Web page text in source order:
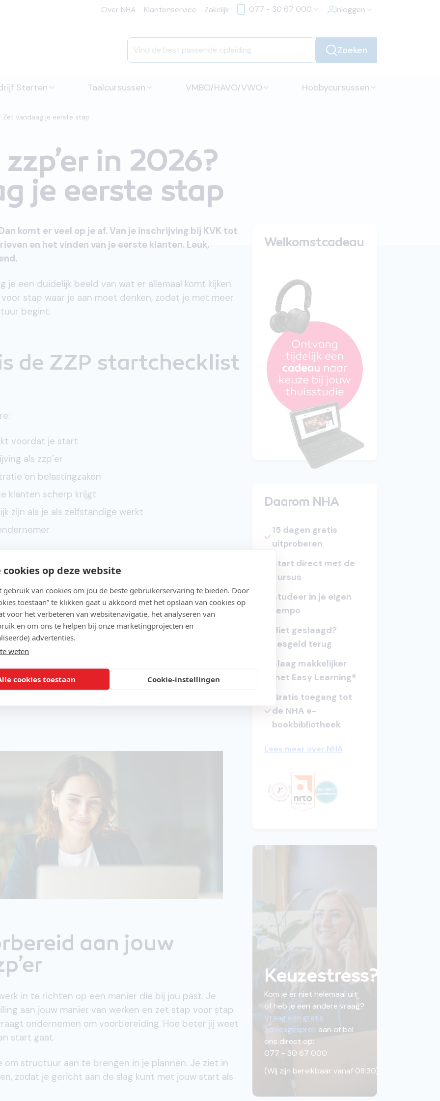
cookies op deze website
gebruik van cookies om jou de beste gebruikerservaring te bieden. Door
toestaan” te klikken gaat u akkoord met het opslaan van cookies op
voor het verbeteren van websitenavigatie, het analyseren van
en om ons te helpen bij onze marketingprojecten en
advertenties.
weten
cookies toestaan Cookie-instellingen
Over NHA Klantenservice Zakelijk 077 - 30 67 000 Inloggen
Zoeken
Starten Taalcursussen VMBO/HAVO/VWO Hobbycursussen
Zet vandaag je eerste stap
in 2026?
je eerste stap
komt er veel op je af. Van je inschrijving bij KVK tot
en het vinden van je eerste klanten. Leuk,
je een duidelijk beeld van wat er allemaal komt kijken
stap waar je aan moet denken, zodat je met meer
begint.
de ZZP startchecklist
voordat je start
als zzp’er
en belastingzaken
klanten scherp krijgt
zijn als je als zelfstandige werkt
de ZZP checklist direct in je inbox.
checklist?
denkt om voor zichzelf te beginnen. Misschien
je naast je huidige baan starten. Of misschien ben
bij jou past.
al bijna klaar bent om te starten:
aan jouw
in te richten op een manier die bij jou past. Je
aan jouw manier van werken en zet stap voor stap
ondernemen om voorbereiding. Hoe beter jij weet
start gaat.
om structuur aan te brengen in je plannen. Je ziet in
zodat je gericht aan de slag kunt met jouw start als
Welkomstcadeau
Daarom NHA
15 dagen gratis
uitproberen
Start direct met de
cursus
Studeer in je eigen
tempo
Niet geslaagd?
Lesgeld terug
Slaag makkelijker
met Easy Learning®
Gratis toegang tot
de NHA e-
bookbibliotheek
Lees meer over NHA
Keuzestress?
Kom je er niet helemaal uit
of heb je een andere vraag?
Vraag een gratis
adviesgesprek aan of bel
ons direct op:
077 - 30 67 000
(Wij zijn bereikbaar vanaf 08:30)